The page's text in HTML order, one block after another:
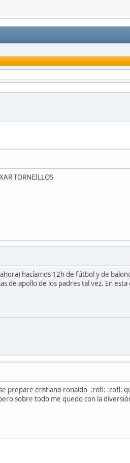
TORNEILLOS
hacíamos 12h de fútbol y de
apollo de los padres tal vez. En
prepare cristiano ronaldo :rofl: :rofl:
sobre todo me quedo con la